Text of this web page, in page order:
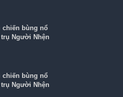
chiến bùng nổ
Người Nhện
chiến bùng nổ
Người Nhện